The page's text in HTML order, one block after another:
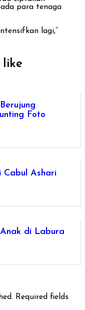
para tenaga
lagi,”
like
Foto
Cabul Ashari
di Labura
Required fields